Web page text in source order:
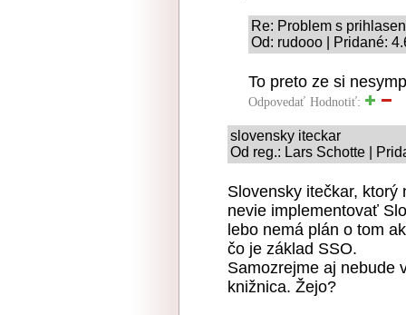
Re: Problem s
Od: rudooo | Pridané:
To preto ze si
Odpovedať Hodnotiť:
slovensky iteckar
Od reg.: Lars Schotte |
Slovensky itečkar, ktorý
nevie implementovať
lebo nemá plán o tom
čo je základ SSO.
Samozrejme aj nebude
knižnica. Žejo?